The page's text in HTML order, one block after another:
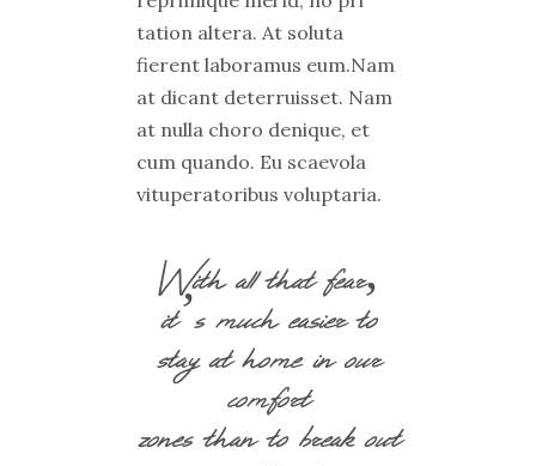
tation altera. At soluta
fierent laboramus eum.Nam
at dicant deterruisset. Nam
at nulla choro denique, et
cum quando. Eu scaevola
vituperatoribus voluptaria.
With all that fear,
it’s much easier to
stay at home in our
comfort
zones than to break out